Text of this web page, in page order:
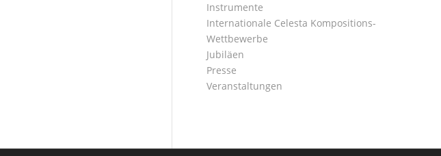
Instrumente
Internationale Celesta Kompositions-
Wettbewerbe
Jubiläen
Presse
Veranstaltungen